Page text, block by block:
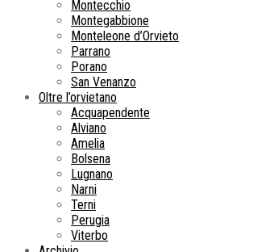
Montecchio
Montegabbione
Monteleone d’Orvieto
Parrano
Porano
San Venanzo
Oltre l’orvietano
Acquapendente
Alviano
Amelia
Bolsena
Lugnano
Narni
Terni
Perugia
Viterbo